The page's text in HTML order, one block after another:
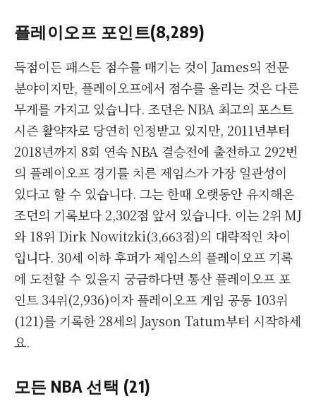
플레이오프 포인트(8,289)
득점이든 패스든 점수를 매기는 것이 James의 전문
분야이지만, 플레이오프에서 점수를 올리는 것은 다른
무게를 가지고 있습니다. 조던은 NBA 최고의 포스트
시즌 활약자로 당연히 인정받고 있지만, 2011년부터
2018년까지 8회 연속 NBA 결승전에 출전하고 292번
의 플레이오프 경기를 치른 제임스가 가장 일관성이
있다고 할 수 있습니다. 그는 한때 오랫동안 유지해온
조던의 기록보다 2,302점 앞서 있습니다. 이는 2위 MJ
와 18위 Dirk Nowitzki(3,663점)의 대략적인 차이
입니다. 30세 이하 후퍼가 제임스의 플레이오프 기록
에 도전할 수 있을지 궁금하다면 통산 플레이오프 포
인트 34위(2,936)이자 플레이오프 게임 공동 103위
(121)를 기록한 28세의 Jayson Tatum부터 시작하세
요.
모든 NBA 선택 (21)